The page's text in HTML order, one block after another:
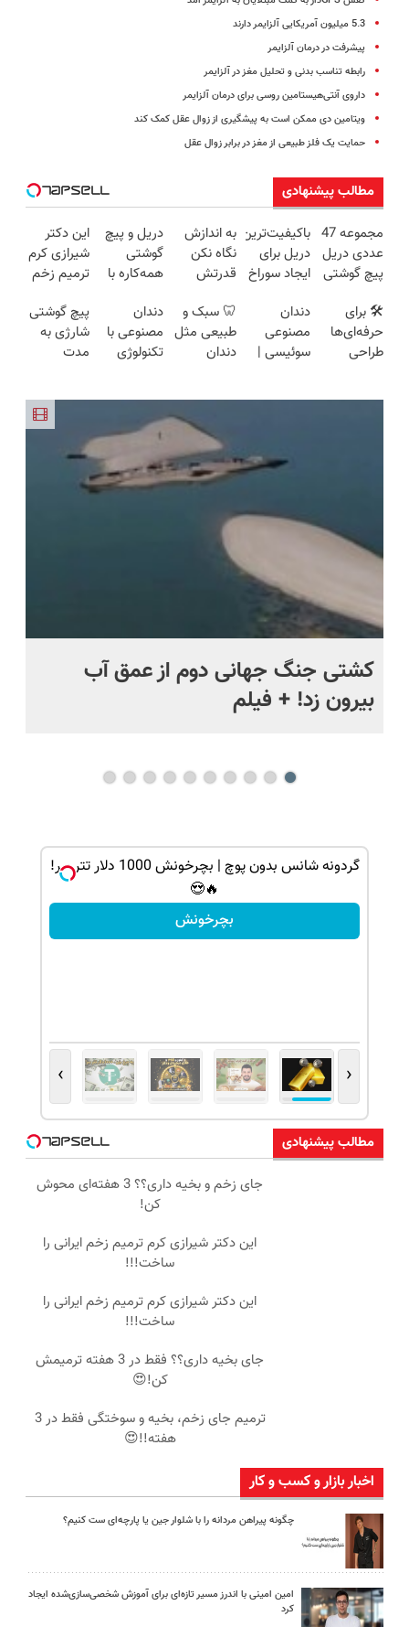
5.3 میلیون آمریکایی آلزایمر دارند
پیشرفت در درمان آلزایمر
رابطه تناسب بدنی و تحلیل مغز در آلزایمر
داروی آنتی‌‌هیستامین روسی برای درمان آلزایمر
ویتامین دی ممکن است به پیشگیری از زوال عقل کمک کند
حمایت یک فلز طبیعی از مغز در برابر زوال عقل
مطالب پیشنهادی
مجموعه 47
عددی دریل
پیچ گوشتی
(تخفیف به
مدت
محدود)
باکیفیت‌ترین
دریل برای
ایجاد سوراخ
به اندازش
نگاه نکن
قدرتش
😉 (پرداخت
درب
منزل+گارانتی
دریل و پیچ
گوشتی
همه‌کاره با
هوشمند ⚙️
(نصف
قیمت بازار
این دکتر
شیرازی کرم
ترمیم زخم
ساخت!!!
🛠️ برای
حرفه‌ای‌ها
طراحی
دندان
مصنوعی
سوئیسی |
رایگان+پرداخت
اقساطی😍
🦷 سبک و
طبیعی مثل
دندان
اقساطی 💳
📍 تهران
دندان
مصنوعی با
تکنولوژی
پیچ گوشتی
شارژی به
مدت
همین الان
سفارش بده
کشتی‌ جنگ جهانی دوم از عمق آب
بیرون زد! + فیلم
گردونه شانس بدون پوچ | بچرخونش 1000 دلار تتر ببر!
🔥😍
بچرخونش
‹
›
مطالب پیشنهادی
جای زخم و بخیه داری؟؟ 3 هفته‌ای محوش
کن!
این دکتر شیرازی کرم ترمیم زخم ایرانی را
ساخت!!!
این دکتر شیرازی کرم ترمیم زخم ایرانی را
ساخت!!!
جای بخیه داری؟؟ فقط در 3 هفته ترمیمش
کن!😍
ترمیم جای زخم، بخیه و سوختگی فقط در 3
هفته!!😍
اخبار بازار و کسب و کار
چگونه پیراهن مردانه را با شلوار جین یا پارچه‌ای ست کنیم؟
امین امینی با اندرز مسیر تازه‌ای برای آموزش شخصی‌سازی‌شده ایجاد
کرد